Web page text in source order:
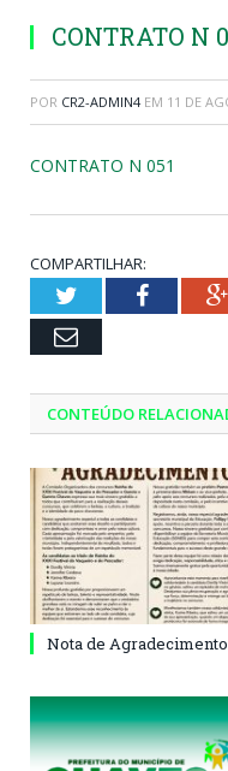
CONTRATO N
POR CR2-ADMIN4 EM 11 DE
CONTRATO N 051
COMPARTILHAR:
TwitterFacebook
Email
CONTEÚDO
Nota de Agradecimento